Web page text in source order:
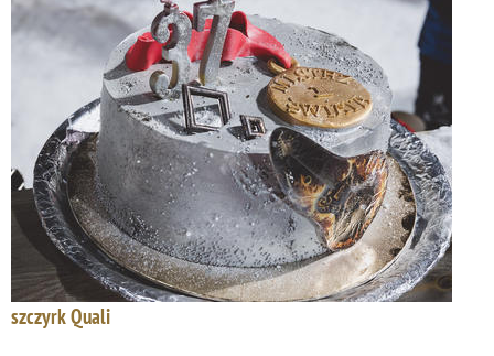
szczyrk Quali